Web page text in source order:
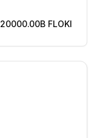
20000.00B FLOKI